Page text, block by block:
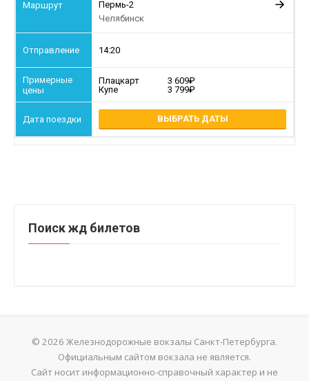
Пермь-2
Челябинск
14:20
Плацкарт
3 609
Купе
3 799
ВЫБРАТЬ ДАТЫ
Поиск жд билетов
© 2026 Железнодорожные вокзалы Санкт-Петербурга.
Официальным сайтом вокзала не является.
Сайт носит информационно-справочный характер и не